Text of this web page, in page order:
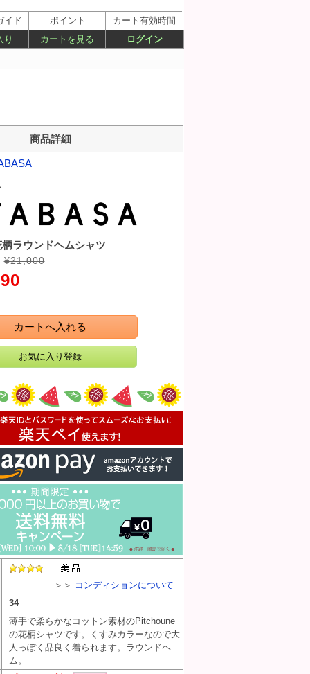
商品詳細
ラウンドヘムシャツ
¥21,000
カートへ入れる
＞＞ コンディションについて
34
薄手で柔らかなコットン素材のPitchoune
の花柄シャツです。くすみカラーなので大
人っぽく品良く着られます。ラウンドヘ
ム。
イド ポイント
カート有効時間
り
カートを見る ログイン